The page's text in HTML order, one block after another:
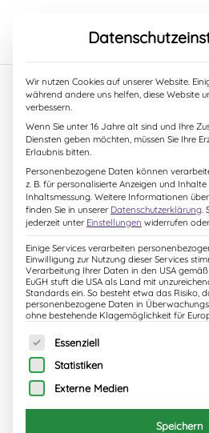
9. Oktober 2018
Wir nutzen Cookies auf unserer Website.
während andere uns helfen, diese Website
verbessern.
Wenn Sie unter 16 Jahre alt sind und Ihre
Diensten geben möchten, müssen Sie Ihre
Erlaubnis bitten.
Personenbezogene Daten können
z. B. für personalisierte Anzeigen und
Inhaltsmessung. Weitere Informationen
finden Sie in unserer Datenschutzerklärung.
jederzeit unter Einstellungen widerrufen
Einige Services verarbeiten
Einwilligung zur Nutzung dieser Services
Verarbeitung Ihrer Daten in den USA gemäß
EuGH stuft die USA als Land mit
Standards ein. So besteht etwa das Risiko,
personenbezogene Daten in
ohne bestehende Klagemöglichkeit für
Es folgt eine Liste der
Essenziell
Statistiken
Externe Medien
Speichern